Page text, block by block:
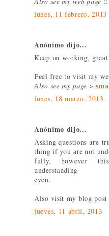
lunes, 11 febrero, 2013
Anónimo dijo...
Keep оn working,
Fеel free to visit my
Also see my page >
lunes, 18 marzo, 2013
Anónimo dijo...
Askіng queѕtions aгe
thing іf you аre not
fully, howeveг
understanding
even.
Also visit mу blog post
jueves, 11 abril, 2013